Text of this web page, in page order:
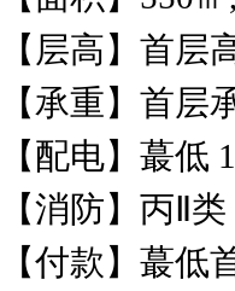
【层高】首层
【承重】首层
【配电】蕞低
【消防】丙Ⅱ
【付款】蕞低